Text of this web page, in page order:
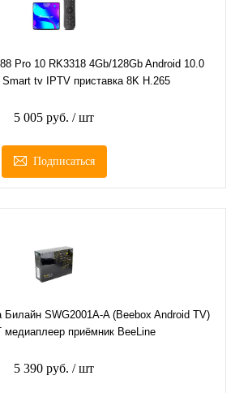
Pro 10 RK3318 4Gb/128Gb Android 10.0
tv IPTV приставка 8K H.265
5 005 руб. / шт
Подписаться
Билайн SWG2001A-A (Beebox Android TV)
медиаплеер приёмник BeeLine
5 390 руб. / шт